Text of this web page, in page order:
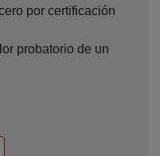
por certificación
probatorio de un